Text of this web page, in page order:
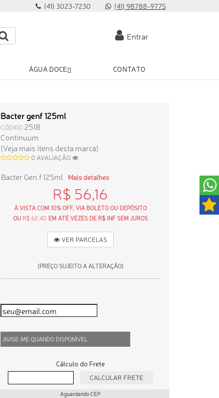
(41) 3023-7230 (41) 98788-9775
Entrar
ÁGUA DOCE CONTATO
Bacter genf 125ml
CÓDIGO 2518
Continuum
(Veja mais itens desta marca)
0 AVALIAÇÃO
Bacter Gen.f 125ml Mais detalhes
R$ 56,16
À VISTA COM 10% OFF, VIA BOLETO OU DEPÓSITO
OU R$ 62,40 EM ATÉ VEZES DE R$ INF SEM JUROS
VER PARCELAS
(PREÇO SUJEITO A ALTERAÇÃO)
AVISE-ME QUANDO DISPONÍVEL
Cálculo do Frete
Aguardando CEP